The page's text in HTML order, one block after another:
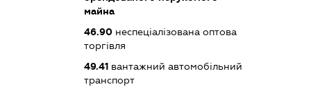
майна
46.90 неспеціалізована оптова
торгівля
49.41 вантажний автомобільний
транспорт